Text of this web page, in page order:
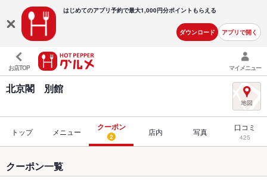
はじめてのアプリ予約で最大1,000円分ポイントもらえる
ダウンロード アプリで開く
お店TOP マイメニュー
北京閣 別館
トップ メニュー クーポン
2 店内 写真 口コミ
425
クーポン一覧